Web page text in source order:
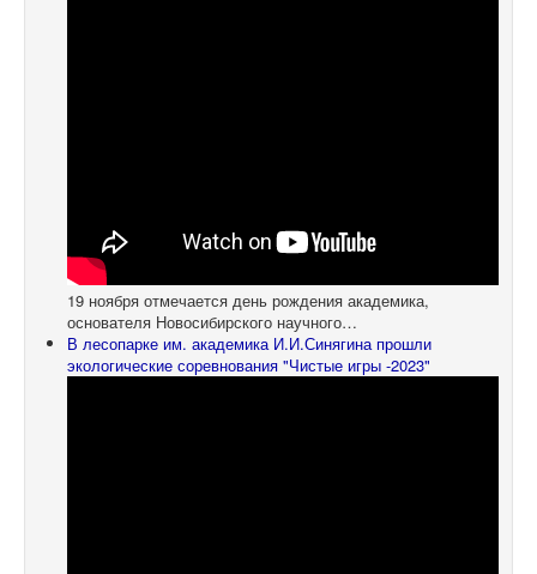
19 ноября отмечается день рождения академика,
основателя Новосибирского научного…
В лесопарке им. академика И.И.Синягина прошли
экологические соревнования "Чистые игры -2023"